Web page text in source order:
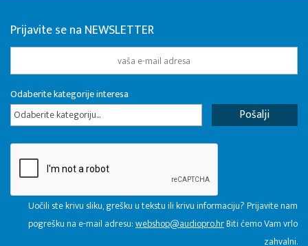
Prijavite se na NEWSLETTER
Odaberite kategorije interesa
Odaberite kategoriju...
Uočili ste krivu sliku, grešku u tekstu ili krivu informaciju? Prijavite nam
pogrešku na e-mail adresu:webshop@audiopro.hrBiti ćemo Vam vrlo
zahvalni.